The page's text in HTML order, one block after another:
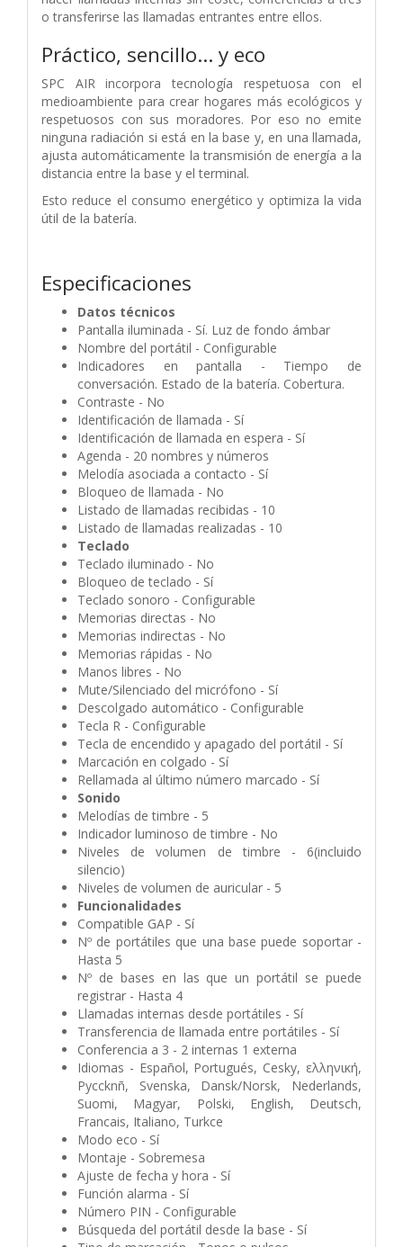
o transferirse las llamadas entrantes entre ellos.
Práctico, sencillo… y eco
SPC AIR incorpora tecnología respetuosa con el
medioambiente para crear hogares más ecológicos y
respetuosos con sus moradores. Por eso no emite
ninguna radiación si está en la base y, en una llamada,
ajusta automáticamente la transmisión de energía a la
distancia entre la base y el terminal.
Esto reduce el consumo energético y optimiza la vida
útil de la batería.
Especificaciones
Datos técnicos
Pantalla iluminada - Sí. Luz de fondo ámbar
Nombre del portátil - Configurable
Indicadores en pantalla - Tiempo de
conversación. Estado de la batería. Cobertura.
Contraste - No
Identificación de llamada - Sí
Identificación de llamada en espera - Sí
Agenda - 20 nombres y números
Melodía asociada a contacto - Sí
Bloqueo de llamada - No
Listado de llamadas recibidas - 10
Listado de llamadas realizadas - 10
Teclado
Teclado iluminado - No
Bloqueo de teclado - Sí
Teclado sonoro - Configurable
Memorias directas - No
Memorias indirectas - No
Memorias rápidas - No
Manos libres - No
Mute/Silenciado del micrófono - Sí
Descolgado automático - Configurable
Tecla R - Configurable
Tecla de encendido y apagado del portátil - Sí
Marcación en colgado - Sí
Rellamada al último número marcado - Sí
Sonido
Melodías de timbre - 5
Indicador luminoso de timbre - No
Niveles de volumen de timbre - 6(incluido
silencio)
Niveles de volumen de auricular - 5
Funcionalidades
Compatible GAP - Sí
Nº de portátiles que una base puede soportar -
Hasta 5
Nº de bases en las que un portátil se puede
registrar - Hasta 4
Llamadas internas desde portátiles - Sí
Transferencia de llamada entre portátiles - Sí
Conferencia a 3 - 2 internas 1 externa
Idiomas - Español, Portugués, Cesky, ελληνική,
Pyccknñ, Svenska, Dansk/Norsk, Nederlands,
Suomi, Magyar, Polski, English, Deutsch,
Francais, Italiano, Turkce
Modo eco - Sí
Montaje - Sobremesa
Ajuste de fecha y hora - Sí
Función alarma - Sí
Número PIN - Configurable
Búsqueda del portátil desde la base - Sí